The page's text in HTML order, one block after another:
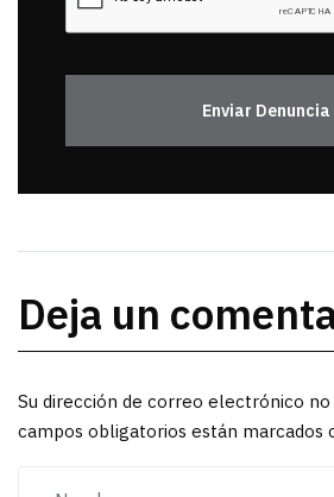
Enviar Denuncia
Deja un
Su dirección de correo electrónico no
campos obligatorios están marcados